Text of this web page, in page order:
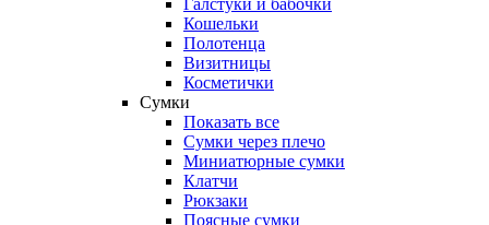
Галстуки и бабочки
Кошельки
Полотенца
Визитницы
Косметички
Сумки
Показать все
Сумки через плечо
Миниатюрные cумки
Клатчи
Рюкзаки
Поясные сумки